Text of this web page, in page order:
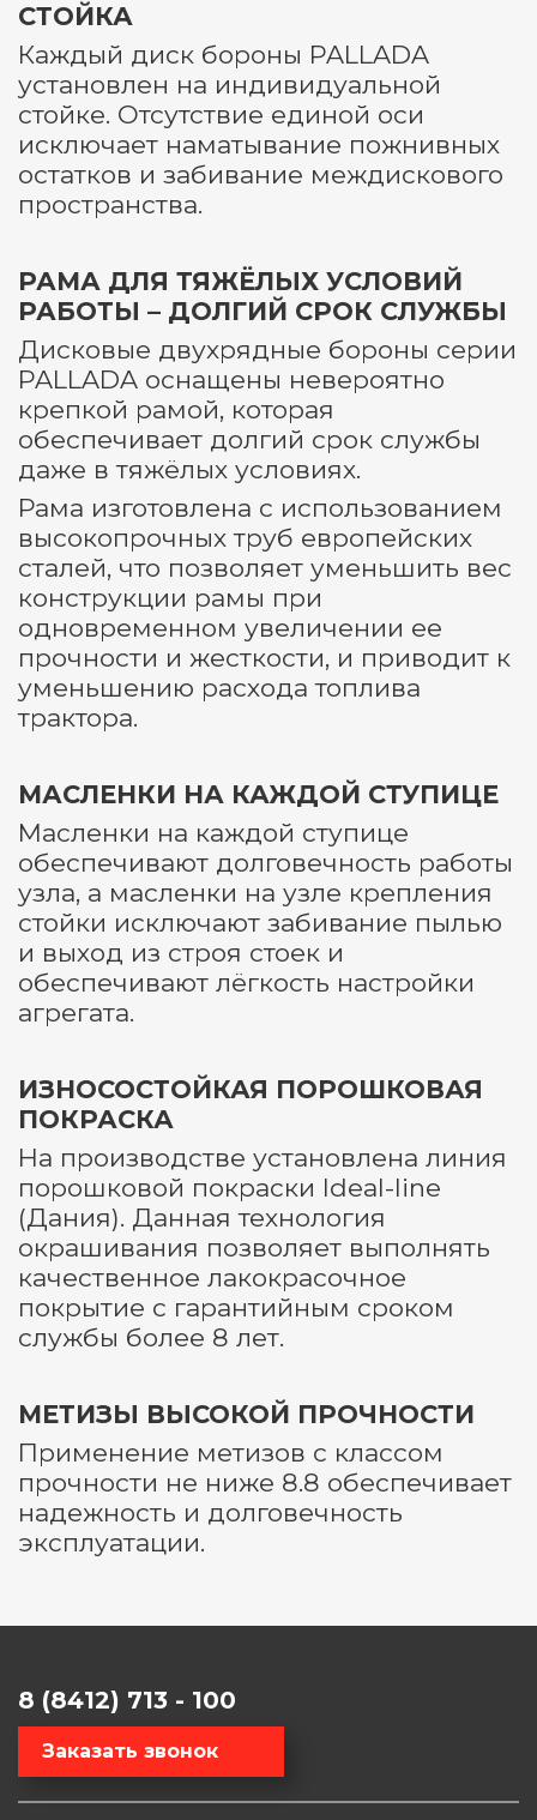
СТОЙКА
Каждый диск бороны PALLADA
установлен на индивидуальной
стойке. Отсутствие единой оси
исключает наматывание пожнивных
остатков и забивание междискового
пространства.
РАМА ДЛЯ ТЯЖЁЛЫХ УСЛОВИЙ
РАБОТЫ – ДОЛГИЙ СРОК СЛУЖБЫ
Дисковые двухрядные бороны серии
PALLADA оснащены невероятно
крепкой рамой, которая
обеспечивает долгий срок службы
даже в тяжёлых условиях.
Рама изготовлена с использованием
высокопрочных труб европейских
сталей, что позволяет уменьшить вес
конструкции рамы при
одновременном увеличении ее
прочности и жесткости, и приводит к
уменьшению расхода топлива
трактора.
МАСЛЕНКИ НА КАЖДОЙ СТУПИЦЕ
Масленки на каждой ступице
обеспечивают долговечность работы
узла, а масленки на узле крепления
стойки исключают забивание пылью
и выход из строя стоек и
обеспечивают лёгкость настройки
агрегата.
ИЗНОСОСТОЙКАЯ ПОРОШКОВАЯ
ПОКРАСКА
На производстве установлена линия
порошковой покраски Ideal-line
(Дания). Данная технология
окрашивания позволяет выполнять
качественное лакокрасочное
покрытие с гарантийным сроком
службы более 8 лет.
МЕТИЗЫ ВЫСОКОЙ ПРОЧНОСТИ
Применение метизов с классом
прочности не ниже 8.8 обеспечивает
надежность и долговечность
эксплуатации.
8 (8412) 713 - 100
Заказать звонок